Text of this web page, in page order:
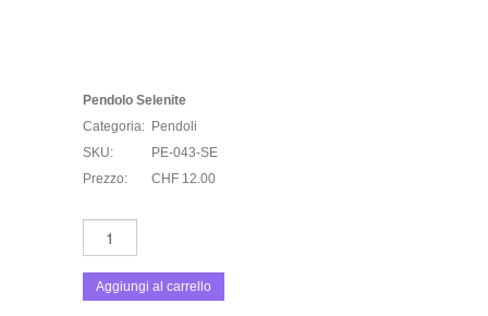
Pendolo Selenite
Categoria: Pendoli
SKU:
PE-043-SE
Prezzo:
CHF 12.00
Aggiungi al carrello